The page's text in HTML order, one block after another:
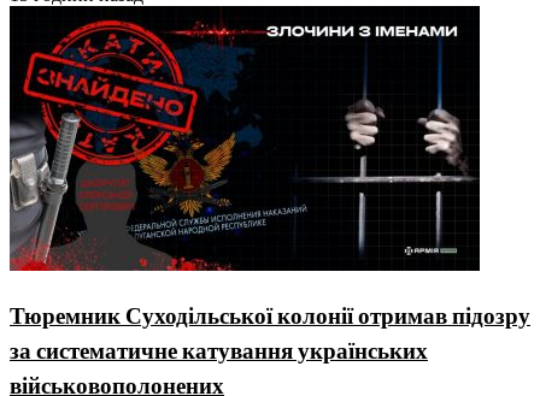
Тюремник Суходільської колонії отримав підозру
за систематичне катування українських
військовополонених